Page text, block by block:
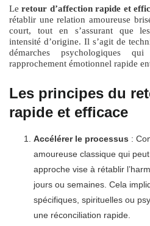
Leretour d’affection rapide et
rétablir une relation amoureuse
court, tout en s’assurant que
intensité d’origine. Il s’agit de
démarches psychologiques
rapprochement émotionnel rapide
Les principes du
rapide et efficace
Accélérer le processus :
amoureuse classique qui
approche vise à rétablir
jours ou semaines. Cela
spécifiques, spirituelles ou
une réconciliation rapide.